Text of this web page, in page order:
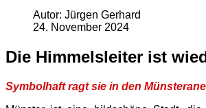
Autor: Jürgen Gerhard
24. November 2024
Die Himmelsleiter ist
Symbolhaft ragt sie in den